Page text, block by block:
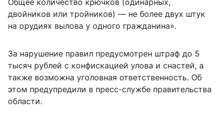
Общее количество крючков (одинарных,
двойников или тройников) — не более двух штук
на орудиях вылова у одного гражданина».
За нарушение правил предусмотрен штраф до 5
тысяч рублей с конфискацией улова и снастей, а
также возможна уголовная ответственность. Об
этом предупредили в пресс-службе правительства
области.